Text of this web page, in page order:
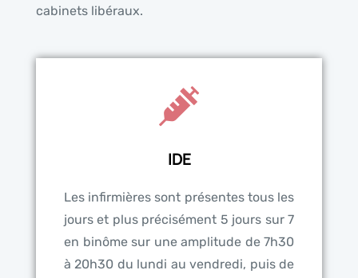
cabinets libéraux.
IDE
Les infirmières sont présentes tous les
jours et plus précisément 5 jours sur 7
en binôme sur une amplitude de 7h30
à 20h30 du lundi au vendredi, puis de